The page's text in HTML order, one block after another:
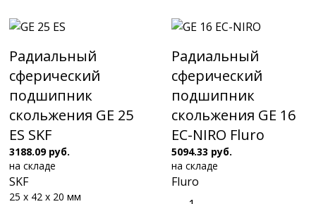
Радиальный
сферический
подшипник
скольжения GE 25
ES SKF
3188.09 руб.
на складе
SKF
25 x 42 x 20 мм
Радиальный
сферический
подшипник
скольжения GE 16
EC-NIRO Fluro
5094.33 руб.
на складе
Fluro